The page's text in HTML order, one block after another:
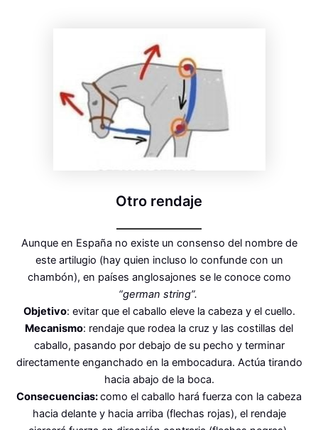
Otro rendaje
Aunque en España no existe un consenso del nombre de
este artilugio (hay quien incluso lo confunde con un
chambón), en países anglosajones se le conoce como
“german string”.
Objetivo: evitar que el caballo eleve la cabeza y el cuello.
Mecanismo: rendaje que rodea la cruz y las costillas del
caballo, pasando por debajo de su pecho y terminar
directamente enganchado en la embocadura. Actúa tirando
hacia abajo de la boca.
Consecuencias:como el caballo hará fuerza con la cabeza
hacia delante y hacia arriba (flechas rojas), el rendaje